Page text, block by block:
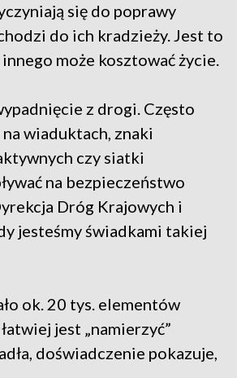
się do poprawy
do ich kradzieży. Jest to
może kosztować życie.
z drogi. Często
wiaduktach, znaki
czy siatki
na bezpieczeństwo
Dróg Krajowych i
jesteśmy świadkami takiej
ok. 20 tys. elementów
jest „namierzyć”
doświadczenie pokazuje,